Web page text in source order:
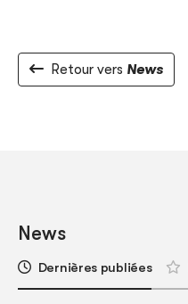
Retour vers News
News
Dernières publiées